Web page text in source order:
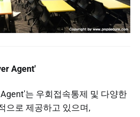
Agent'
Agent'는 우회접속통제 및 다양한
으로 제공하고 있으며,